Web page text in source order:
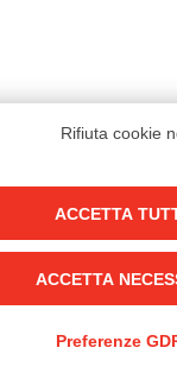
Rifiuta cookie
ACCETTA
ACCETTA
Preferenze